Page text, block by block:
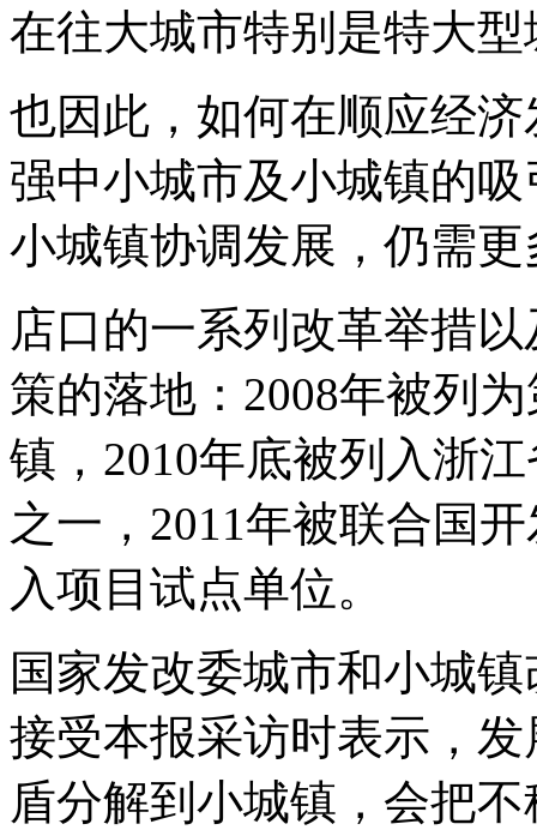
在往大城市特别是特大型
也因此，如何在顺应经
强中小城市及小城镇的
小城镇协调发展，仍需
店口的一系列改革举措
策的落地：2008年被列
镇，2010年底被列入浙
之一，2011年被联合国
入项目试点单位。
国家发改委城市和小城
接受本报采访时表示，
盾分解到小城镇，会把